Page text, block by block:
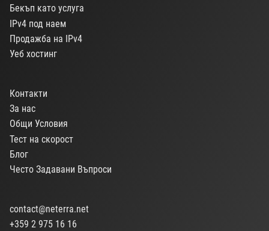
Бекъп като услуга
IPv4 под наем
Продажба на IPv4
Уеб хостинг
Контакти
За нас
Общи Условия
Тест на скорост
Блог
Често Задавани Въпроси
contact@neterra.net
+359 2 975 16 16